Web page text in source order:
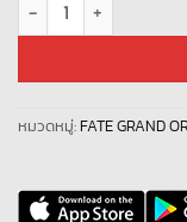
หมวดหมู่: FATE GRAND